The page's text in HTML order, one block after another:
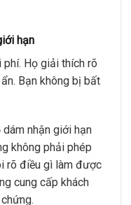
hạn
Họ giải thích rõ
Bạn không bị bất
nhận giới hạn
không phải phép
rõ điều gì làm được
cung cấp khách